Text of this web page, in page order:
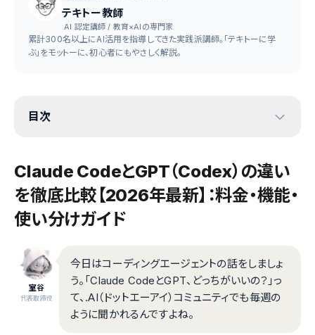
テキトー教師
.AI 認定講師 / 教育×AIの専門家
累計300名以上にAI活用を指導してきた実践派講師。「テキトーに学
ぶ」をモットーに、初心者にもやさしく解説。
目次
Claude CodeとGPT（Codex）の違い
を徹底比較【2026年最新】：料金・機能・
使い分けガイド
室谷
代表取締役
今日はコーディングエージェントの話をしましょ
う。「Claude CodeとGPT、どっちがいいの？」っ
て、.AI（ドットエーアイ）コミュニティでも毎週の
ように聞かれるんですよね。